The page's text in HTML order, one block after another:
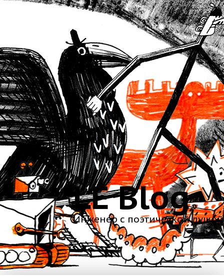
LE Blog
Инженер с поэтической душой